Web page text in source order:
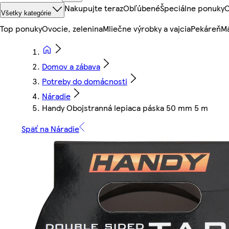
Všetky kategórie Nakupujte terazObľúbenéŠpeciálne ponuky
Top ponukyOvocie, zeleninaMliečne výrobky a vajciaPekáreň
Domov a zábava
Potreby do domácnosti
Náradie
Handy Obojstranná lepiaca páska 50 mm 5 m
Späť na Náradie